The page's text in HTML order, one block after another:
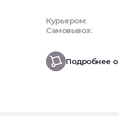
Курьером:
Самовывоз:
Подробнее о